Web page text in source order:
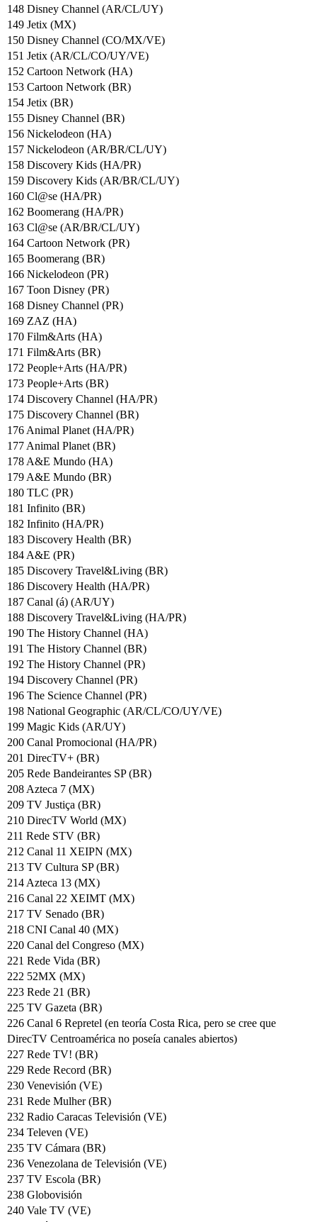
148 Disney Channel (AR/CL/UY)
149 Jetix (MX)
150 Disney Channel (CO/MX/VE)
151 Jetix (AR/CL/CO/UY/VE)
152 Cartoon Network (HA)
153 Cartoon Network (BR)
154 Jetix (BR)
155 Disney Channel (BR)
156 Nickelodeon (HA)
157 Nickelodeon (AR/BR/CL/UY)
158 Discovery Kids (HA/PR)
159 Discovery Kids (AR/BR/CL/UY)
160 Cl@se (HA/PR)
162 Boomerang (HA/PR)
163 Cl@se (AR/BR/CL/UY)
164 Cartoon Network (PR)
165 Boomerang (BR)
166 Nickelodeon (PR)
167 Toon Disney (PR)
168 Disney Channel (PR)
169 ZAZ (HA)
170 Film&Arts (HA)
171 Film&Arts (BR)
172 People+Arts (HA/PR)
173 People+Arts (BR)
174 Discovery Channel (HA/PR)
175 Discovery Channel (BR)
176 Animal Planet (HA/PR)
177 Animal Planet (BR)
178 A&E Mundo (HA)
179 A&E Mundo (BR)
180 TLC (PR)
181 Infinito (BR)
182 Infinito (HA/PR)
183 Discovery Health (BR)
184 A&E (PR)
185 Discovery Travel&Living (BR)
186 Discovery Health (HA/PR)
187 Canal (á) (AR/UY)
188 Discovery Travel&Living (HA/PR)
190 The History Channel (HA)
191 The History Channel (BR)
192 The History Channel (PR)
194 Discovery Channel (PR)
196 The Science Channel (PR)
198 National Geographic (AR/CL/CO/UY/VE)
199 Magic Kids (AR/UY)
200 Canal Promocional (HA/PR)
201 DirecTV+ (BR)
205 Rede Bandeirantes SP (BR)
208 Azteca 7 (MX)
209 TV Justiça (BR)
210 DirecTV World (MX)
211 Rede STV (BR)
212 Canal 11 XEIPN (MX)
213 TV Cultura SP (BR)
214 Azteca 13 (MX)
216 Canal 22 XEIMT (MX)
217 TV Senado (BR)
218 CNI Canal 40 (MX)
220 Canal del Congreso (MX)
221 Rede Vida (BR)
222 52MX (MX)
223 Rede 21 (BR)
225 TV Gazeta (BR)
226 Canal 6 Repretel (en teoría Costa Rica, pero se cree que
DirecTV Centroamérica no poseía canales abiertos)
227 Rede TV! (BR)
229 Rede Record (BR)
230 Venevisión (VE)
231 Rede Mulher (BR)
232 Radio Caracas Televisión (VE)
234 Televen (VE)
235 TV Cámara (BR)
236 Venezolana de Televisión (VE)
237 TV Escola (BR)
238 Globovisión
240 Vale TV (VE)